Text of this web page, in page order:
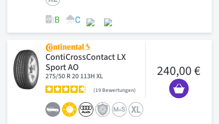
ContiCrossContact LX
Sport AO
275/50 R 20 113H XL
19 Bewertungen
240,00 €